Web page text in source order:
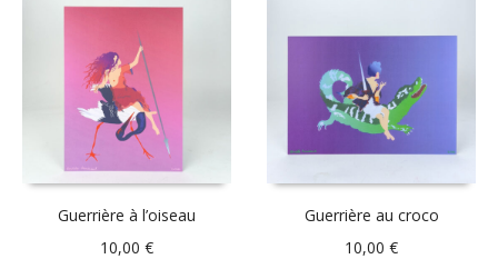
Guerrière à l’oiseau
10,00 €
Guerrière au croco
10,00€